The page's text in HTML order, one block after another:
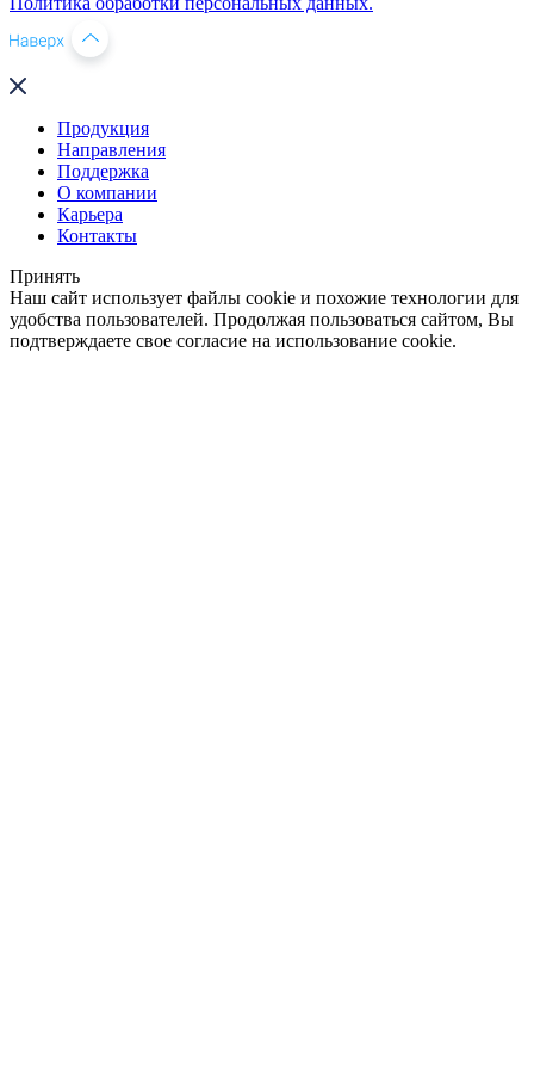
Продукция
Направления
Поддержка
О компании
Карьера
Контакты
Принять
Наш сайт использует файлы cookie и похожие технологии для
удобства пользователей. Продолжая пользоваться сайтом, Вы
подтверждаете свое согласие на использование cookie.